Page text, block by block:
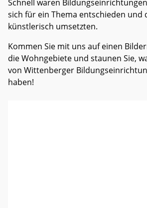
Schnell waren
sich für ein Thema entschieden und
künstlerisch umsetzten.
Kommen Sie mit uns auf einen
die Wohngebiete und staunen Sie,
von Wittenberger
haben!